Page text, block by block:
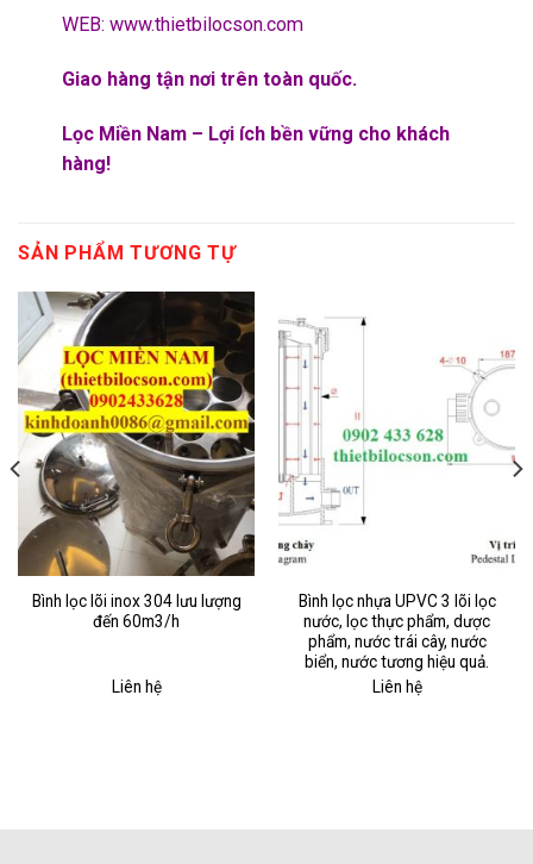
WEB:www.thietbilocson.com
Giao hàng tận nơi trên toàn quốc.
Lọc Miền Nam – Lợi ích bền vững cho khách
hàng!
SẢN PHẨM TƯƠNG TỰ
Bình lọc lõi inox 304 lưu lượng
đến 60m3/h
Liên hệ
Bình lọc nhựa UPVC 3 lõi lọc
nước, lọc thực phẩm, dược
phẩm, nước trái cây, nước
biển, nước tương hiệu quả.
Liên hệ